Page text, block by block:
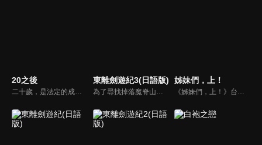
20之後
二十歲，是法定的成年人了，其實仍然十分稚氣的青春，有些轉化為大學課堂裡的專注或漠然，最常見的還是職場菜鳥謙沖粉嫩的笑容，代表個性、友誼、戀愛、夢想、未來，都被熱情和焦慮燃融膠著，劇集以最高的熱度交織著二十歲的年華榮景，與觀眾一起分享、回味這人生初成長的甜蜜與苦澀。
東離劍遊紀3(日語版)
為了尋找掉落魔脊山山谷的婁震戒以及七殺天凌的行蹤，殤不患等人在谷底進行搜索，卻誤入了生長著奇特植物的廣闊洞窟。懷抱著復活魔神的野心卻遭受阻撓的妖女・刑亥，與西幽的邪教門派「神蝗盟」聯手，再次布下天羅地網，阻擋在凜雪鴉與殤不患面前！
姊妹們，上！
《姊妹們，上！》台劇線上看。一場棒球賽，展現女人永不放棄的韌性！阿曼達回到父親生前的工廠，副廠長早已帶著幹部離開，剩下女工作業員們接一些零星的工作撐著。銀行稽查員來，才知道工廠面臨拍賣危機，完全沒有業務經驗的阿曼達與組長阿鳳，開始著她們的冒險與挑戰…